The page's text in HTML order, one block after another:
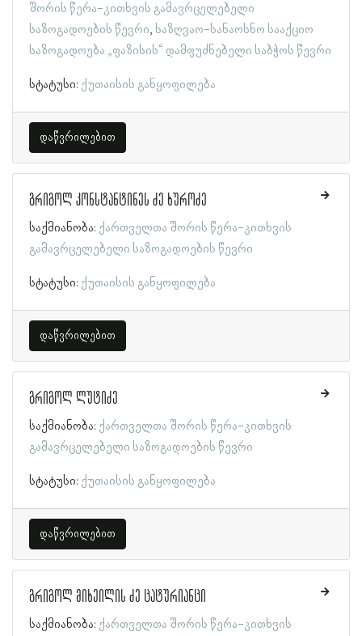
შორის წერა-კითხვის გამავრცელებელი
საზოგადოების წევრი საზღვაო-სანაოსნო სააქციო
საზოგადოება „ფაზისის“ დამფუძნებელი საბჭოს წევრი
სტატუსი: ქუთაისის განყოფილება
დაწვრილებით
გრიგოლ კონსტანტინეს ძე ხუროძე
საქმიანობა: ქართველთა შორის წერა-კითხვის
გამავრცელებელი საზოგადოების წევრი
სტატუსი: ქუთაისის განყოფილება
დაწვრილებით
გრიგოლ ლუტიძე
საქმიანობა: ქართველთა შორის წერა-კითხვის
გამავრცელებელი საზოგადოების წევრი
სტატუსი: ქუთაისის განყოფილება
დაწვრილებით
გრიგოლ მიხეილის ძე ცატურიანცი
საქმიანობა: ქართველთა შორის წერა-კითხვის